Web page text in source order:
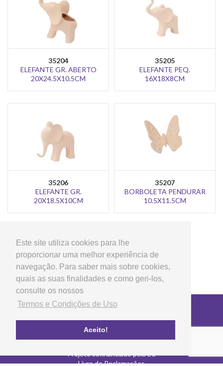
Este site utiliza cookies para lhe
proporcionar uma melhor experiência de
navegação. Para saber mais sobre cookies,
quais as suas finalidades e como geri-los,
consulte os nossos
Termos e Condições de Uso
Aceito!
35204
ELEFANTE GR. ABERTO
20X24.5X10.5CM
35205
ELEFANTE PEQ.
16X18X8CM
35206
ELEFANTE GR.
20X18.5X10CM
35207
BORBOLETA PENDURAR
10.5X11.5CM
Copyright © 2026 LG Arts Crafts Todos os direitos
Termos e Condições de Uso
FAQ's
Projeto cofinanciado pela EU
Livro de Reclamações